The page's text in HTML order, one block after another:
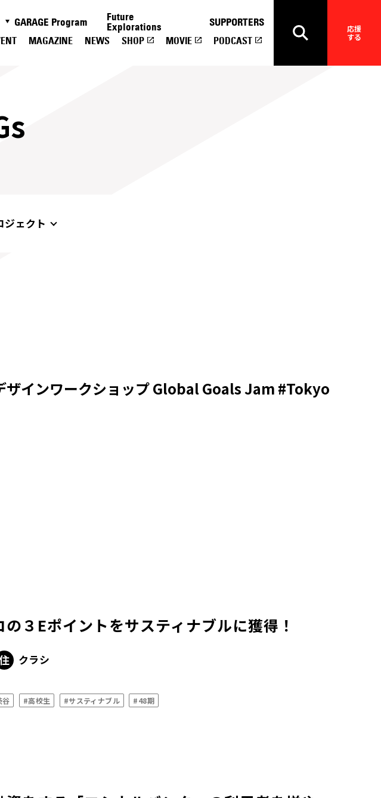
応援
する
GARAGE Program
Future
Explorations
SUPPORTERS
MAGAZINE NEWS SHOP MOVIE PODCAST
ジェクト
ザインワークショップ Global Goals Jam #Tokyo
３Eポイントをサスティナブルに獲得！
クラシ
谷 #高校生 #サスティナブル #48期